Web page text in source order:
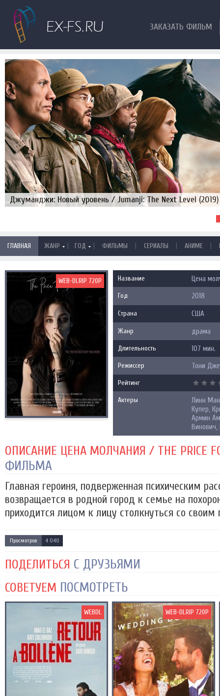
ЗАКАЗАТЬ ФИЛЬМ
Джуманджи: Новый уровень / Jumanji: The Next Level (2019)
ГЛАВНАЯ ЖАНР | ГОД | ФИЛЬМЫ | СЕРИАЛЫ | АНИМЕ |
WEB-DLRIP 720P Название Цена
Год 2018
Страна США
Жанр драма
Длительность 107 мин.
Режиссер Тони
Рейтинг
Актеры
Линн
Купер,
Армин
ОПИСАНИЕ ЦЕНА МОЛЧАНИЯ / THE PRICE
ФИЛЬМА
Главная героиня, подверженная психическим
возвращается в родной город к семье на
приходится лицом к лицу столкнуться со
Просмотров 4 040
ПОДЕЛИТЬСЯ С ДРУЗЬЯМИ
СОВЕТУЕМ ПОСМОТРЕТЬ
WEBDL WEB-DLRIP 720P